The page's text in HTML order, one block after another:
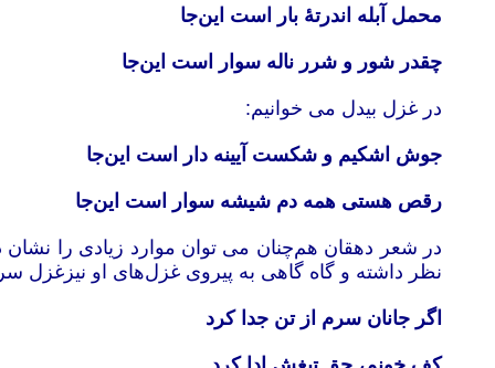
محمل آبله اندرتۀ بار است این‌جا
چقدر شور و شرر ناله سوار است این‌جا
در غزل بیدل می خوانیم:
جوش اشکیم و شکست آیینه دار است این‌جا
رقص هستی همه دم شیشه سوار است این‌جا
در شعر دهقان هم‌چنان می توان موارد زیادی را
نظر داشته و گاه گاهی به پیروی غزل‌های او نیزغزل
اگر جانان سرم از تن جدا کرد